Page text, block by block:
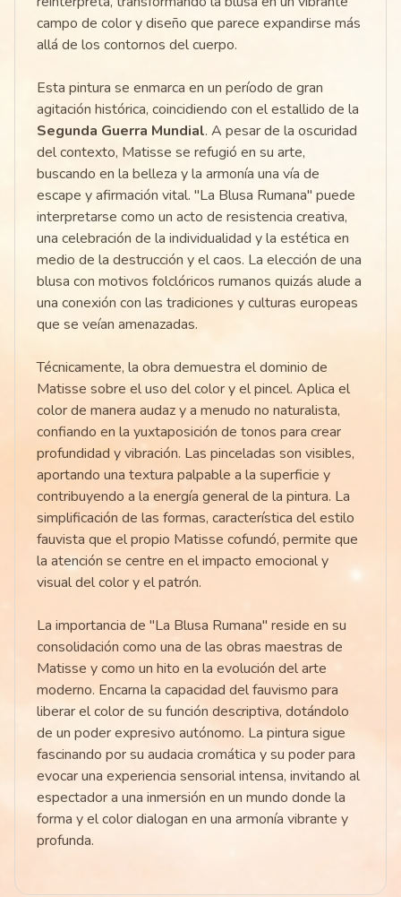
campo de color y diseño que parece expandirse más
allá de los contornos del cuerpo.
Esta pintura se enmarca en un período de gran
agitación histórica, coincidiendo con el estallido de la
Segunda Guerra Mundial. A pesar de la oscuridad
del contexto, Matisse se refugió en su arte,
buscando en la belleza y la armonía una vía de
escape y afirmación vital. "La Blusa Rumana" puede
interpretarse como un acto de resistencia creativa,
una celebración de la individualidad y la estética en
medio de la destrucción y el caos. La elección de una
blusa con motivos folclóricos rumanos quizás alude a
una conexión con las tradiciones y culturas europeas
que se veían amenazadas.
Técnicamente, la obra demuestra el dominio de
Matisse sobre el uso del color y el pincel. Aplica el
color de manera audaz y a menudo no naturalista,
confiando en la yuxtaposición de tonos para crear
profundidad y vibración. Las pinceladas son visibles,
aportando una textura palpable a la superficie y
contribuyendo a la energía general de la pintura. La
simplificación de las formas, característica del estilo
fauvista que el propio Matisse cofundó, permite que
la atención se centre en el impacto emocional y
visual del color y el patrón.
La importancia de "La Blusa Rumana" reside en su
consolidación como una de las obras maestras de
Matisse y como un hito en la evolución del arte
moderno. Encarna la capacidad del fauvismo para
liberar el color de su función descriptiva, dotándolo
de un poder expresivo autónomo. La pintura sigue
fascinando por su audacia cromática y su poder para
evocar una experiencia sensorial intensa, invitando al
espectador a una inmersión en un mundo donde la
forma y el color dialogan en una armonía vibrante y
profunda.